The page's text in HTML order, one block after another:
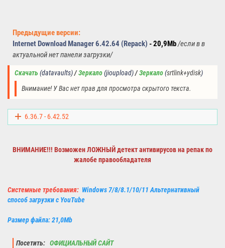
Предыдущие версии:
Internet Download Manager 6.42.64 (Repack) - 20,9Mb/если в в
актуальной нет панели загрузки/
Скачать (datavaults) / Зеркало(jioupload) / Зеркало(srtlink+ydisk)
Внимание! У Вас нет прав для просмотра скрытого текста.
6.36.7 - 6.42.52
ВНИМАНИЕ!!! Возможен ЛОЖНЫЙ детектантивирусовна репак по
жалобе правообладателя
Системные требования: Windows 7/8/8.1/10/11 Альтернативный
способ загрузки с YouTube
Размер файла: 21,0Mb
Посетить: ОФИЦИАЛЬНЫЙ САЙТ